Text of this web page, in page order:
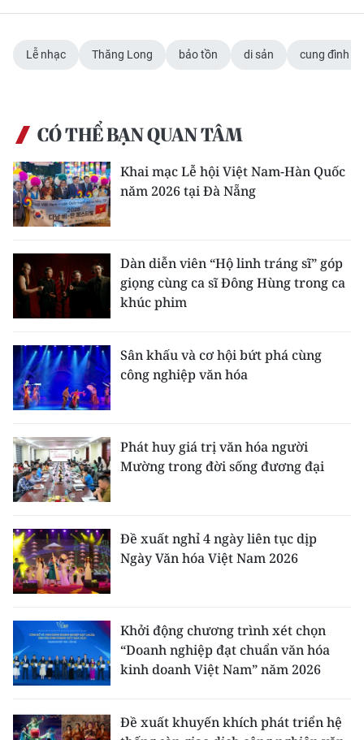
Lễ nhạc Thăng Long bảo tồn di sản cung đình
CÓ THỂ BẠN QUAN TÂM
Khai mạc Lễ hội Việt Nam-Hàn Quốc
năm 2026 tại Đà Nẵng
Dàn diễn viên “Hộ linh tráng sĩ” góp
giọng cùng ca sĩ Đông Hùng trong ca
khúc phim
Sân khấu và cơ hội bứt phá cùng
công nghiệp văn hóa
Phát huy giá trị văn hóa người
Mường trong đời sống đương đại
Đề xuất nghỉ 4 ngày liên tục dịp
Ngày Văn hóa Việt Nam 2026
Khởi động chương trình xét chọn
“Doanh nghiệp đạt chuẩn văn hóa
kinh doanh Việt Nam” năm 2026
Đề xuất khuyến khích phát triển hệ